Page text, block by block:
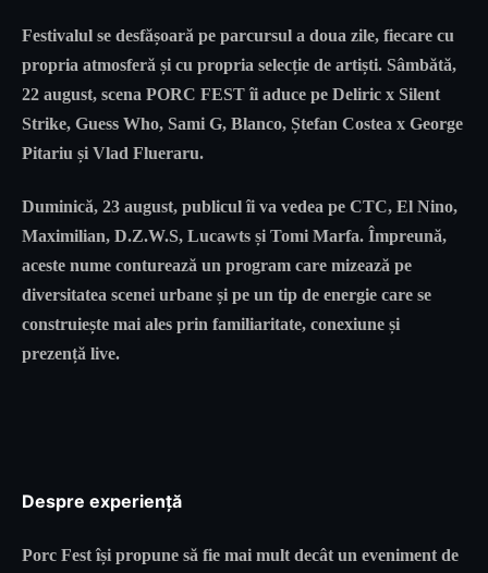
Festivalul se desfășoară pe parcursul a doua zile, fiecare cu
propria atmosferă și cu propria selecție de artiști. Sâmbătă,
22 august, scena PORC FEST îi aduce pe Deliric x Silent
Strike, Guess Who, Sami G, Blanco, Ștefan Costea x George
Pitariu și Vlad Flueraru.
Duminică, 23 august, publicul îi va vedea pe CTC, El Nino,
Maximilian, D.Z.W.S, Lucawts și Tomi Marfa. Împreună,
aceste nume conturează un program care mizează pe
diversitatea scenei urbane și pe un tip de energie care se
construiește mai ales prin familiaritate, conexiune și
prezență live.
Despre experiență
Porc Fest își propune să fie mai mult decât un eveniment de